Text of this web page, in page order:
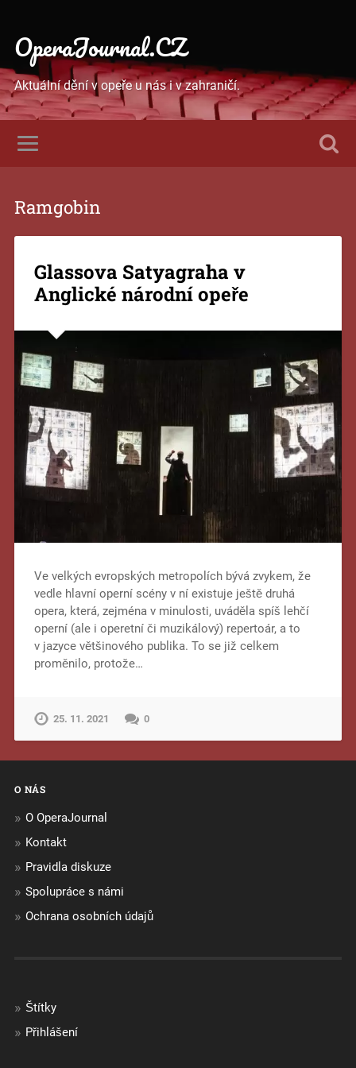
OperaJournal.CZ
Aktuální dění v opeře u nás i v zahraničí.
Ramgobin
Glassova Satyagraha v
Anglické národní opeře
Ve velkých evropských metropolích bývá zvykem, že
vedle hlavní operní scény v ní existuje ještě druhá
opera, která, zejména v minulosti, uváděla spíš lehčí
operní (ale i operetní či muzikálový) repertoár, a to
v jazyce většinového publika. To se již celkem
proměnilo, protože…
25. 11. 2021 0
O NÁS
O OperaJournal
Kontakt
Pravidla diskuze
Spolupráce s námi
Ochrana osobních údajů
Štítky
Přihlášení